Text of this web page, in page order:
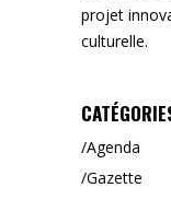
projet
culturelle.
Agenda
Gazette